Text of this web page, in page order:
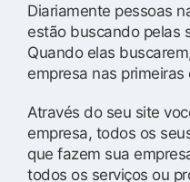
Diariamente pessoas
estão buscando pelas
Quando elas
empresa nas
Através do seu site
empresa, todos os
que fazem sua
todos os serviços ou